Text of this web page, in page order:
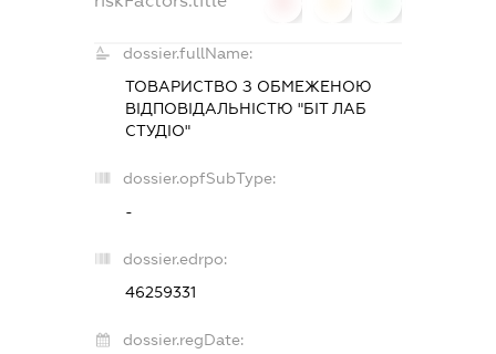
dossier.fullName:
ТОВАРИСТВО З ОБМЕЖЕНОЮ
ВІДПОВІДАЛЬНІСТЮ "БІТ ЛАБ
СТУДІО"
dossier.opfSubType:
-
dossier.edrpo:
46259331
dossier.regDate: